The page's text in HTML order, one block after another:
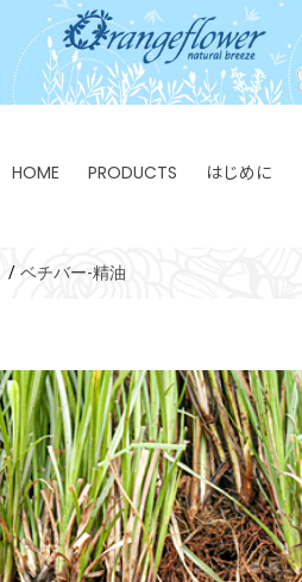
HOME PRODUCTS はじめに
ベチバー-精油